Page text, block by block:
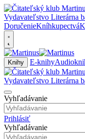
DoručenieKníhkupectvá
Knihy E-knihy
Vyhľadávanie
Prihlásiť
Vyhľadávanie